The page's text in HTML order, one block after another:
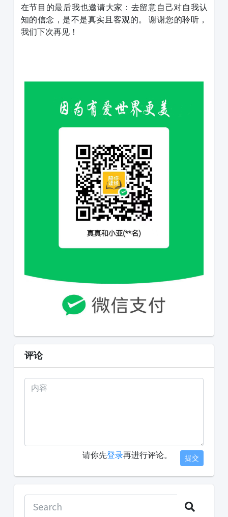
在节目的最后我也邀请大家：去留意自己对自我认
知的信念，是不是真实且客观的。 谢谢您的聆听，
我们下次再见！
评论
请你先登录再进行评论。 提交